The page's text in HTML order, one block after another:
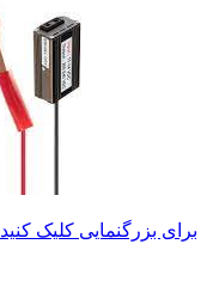
برای بزرگنمایی کلیک کنید